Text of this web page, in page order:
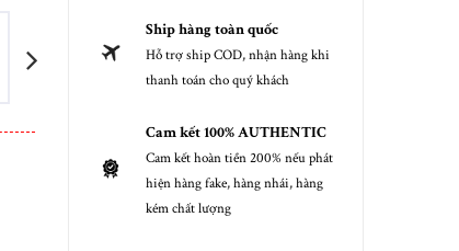
next
Ship hàng toàn quốc
Hỗ trợ ship COD, nhận hàng khi
thanh toán cho quý khách
Cam kết 100% AUTHENTIC
Cam kết hoàn tiền 200% nếu phát
hiện hàng fake, hàng nhái, hàng
kém chất lượng